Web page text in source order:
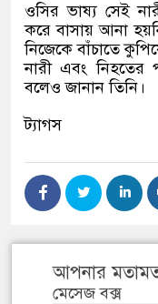
ওসির ভাষ্য সেই
করে বাসায় আনা
নিজেকে বাঁচাতে
নারী এবং নিহতের
বলেও জানান তিনি।
ট্যাগস
আপনার
মেসেজ বক্স